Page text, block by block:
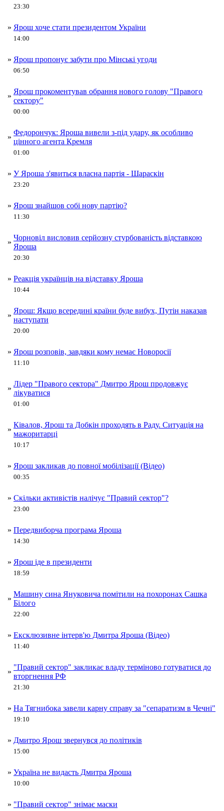
23:30
» Ярош хоче стати президентом України
14:00
» Ярош пропонує забути про Мінські угоди
06:50
»
Ярош прокоментував обрання нового голову "Правого
сектору"
00:00
»
Федорончук: Яроша вивели з-під удару, як особливо
цінного агента Кремля
01:00
» У Яроша з'явиться власна партія - Шараскін
23:20
» Ярош знайшов собі нову партію?
11:30
»
Чорновіл висловив серйозну стурбованість відставкою
Яроша
20:30
» Реакція українців на відставку Яроша
10:44
»
Ярош: Якщо всередині країни буде вибух, Путін наказав
наступати
20:00
» Ярош розповів, завдяки кому немає Новоросії
11:10
»
Лідер "Правого сектора" Дмитро Ярош продовжує
лікуватися
01:00
»
Ківалов, Ярош та Добкін проходять в Раду. Ситуація на
мажоритарці
10:17
» Ярош закликав до повної мобілізації (Відео)
00:35
» Скільки активістів налічує "Правий сектор"?
23:00
» Передвиборча програма Яроша
14:30
» Ярош іде в президенти
18:59
»
Машину сина Януковича помітили на похоронах Сашка
Білого
22:00
» Ексклюзивне інтерв'ю Дмитра Яроша (Відео)
11:40
»
"Правий сектор" закликає владу терміново готуватися до
вторгнення РФ
21:30
» На Тягнибока завели карну справу за "сепаратизм в Чечні"
19:10
» Дмитро Ярош звернувся до політиків
15:00
» Україна не видасть Дмитра Яроша
10:00
» "Правий сектор" знімає маски